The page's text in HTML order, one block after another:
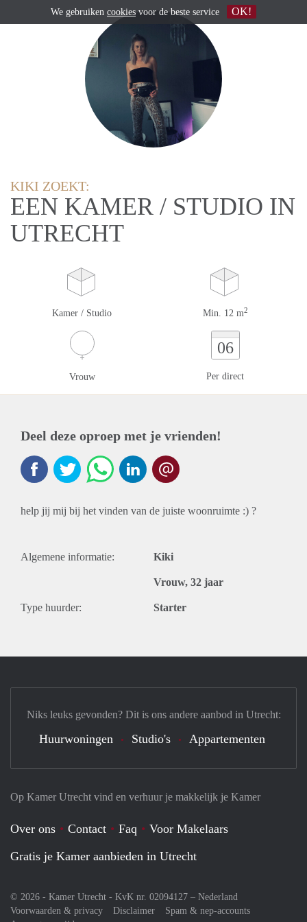
KIKI ZOEKT:
EEN KAMER / STUDIO IN
UTRECHT
Kamer / Studio Min. 12 m2
Vrouw
06
Per direct
Deel deze oproep met je vrienden!
help jij mij bij het vinden van de juiste woonruimte :) ?
Algemene informatie: Kiki
Vrouw, 32 jaar
Type huurder: Starter
Op Kamer Utrecht vind en verhuur je makkelijk je Kamer
Over ons Contact Faq
Voor Makelaars
Gratis je Kamer aanbieden in Utrecht
© 2026 - Kamer Utrecht - KvK nr. 02094127 – Nederland
Voorwaarden & privacy
Disclaimer
Spam & nep-accounts
Niks leuks gevonden? Dit is ons andere aanbod in Utrecht:
Huurwoningen Studio's Appartementen
We gebruiken cookies voor de beste service OK!